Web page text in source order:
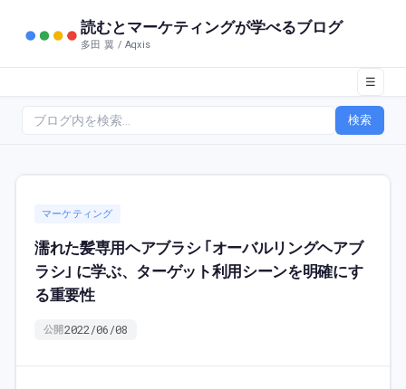
読むとマーケティングが学べるブログ
多田 翼 / Aqxis
☰
検索
マーケティング
濡れた髪専用ヘアブラシ ｢オーバルリングヘアブ
ラシ｣ に学ぶ、ターゲット利用シーンを明確にす
る重要性
公開2022/06/08